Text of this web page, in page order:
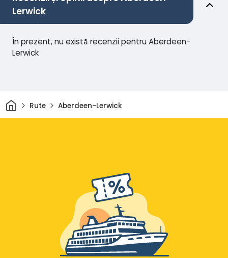
Lerwick
În prezent, nu există recenzii pentru Aberdeen-
Lerwick
AcasăRute Aberdeen-Lerwick